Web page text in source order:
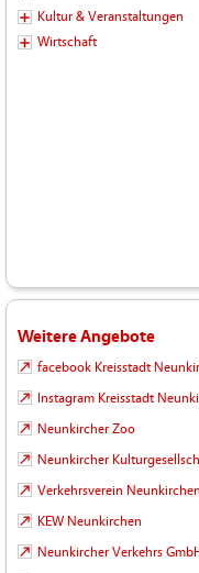
Kultur & Veranstaltungen
Wirtschaft
Weitere Angebote
facebook Kreisstadt
Instagram Kreisstadt
Neunkircher Zoo
Neunkircher
Verkehrsverein Neunkirchen
KEW Neunkirchen
Neunkircher Verkehrs